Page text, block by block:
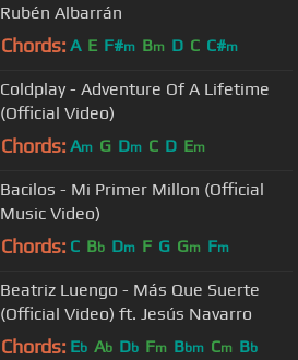
Rubén Albarrán
Chords: A E F#m Bm D C C#m
Coldplay - Adventure Of A Lifetime
(Official Video)
Chords: Am G Dm C D Em
Bacilos - Mi Primer Millon (Official
Music Video)
Chords: C Bb Dm F G Gm Fm
Beatriz Luengo - Más Que Suerte
(Official Video) ft. Jesús Navarro
Chords: Eb Ab Db Fm Bbm Cm Bb